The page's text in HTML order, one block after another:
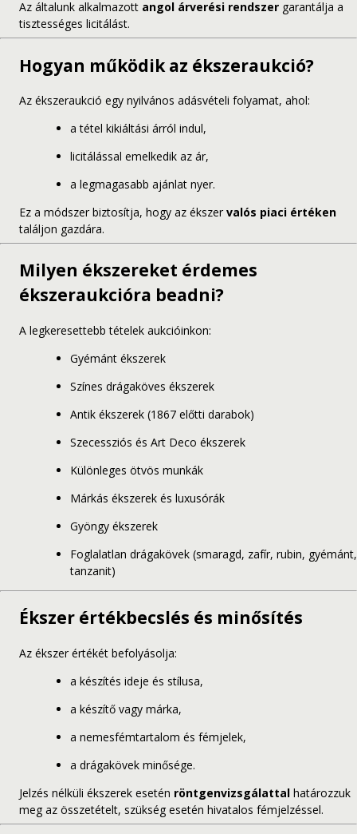
Az általunk alkalmazott angol árverési rendszer garantálja a
tisztességes licitálást.
Hogyan működik az ékszeraukció?
Az ékszeraukció egy nyilvános adásvételi folyamat, ahol:
a tétel kikiáltási árról indul,
licitálással emelkedik az ár,
a legmagasabb ajánlat nyer.
Ez a módszer biztosítja, hogy az ékszer valós piaci értéken
találjon gazdára.
Milyen ékszereket érdemes
ékszeraukcióra beadni?
A legkeresettebb tételek aukcióinkon:
Gyémánt ékszerek
Színes drágaköves ékszerek
Antik ékszerek (1867 előtti darabok)
Szecessziós és Art Deco ékszerek
Különleges ötvös munkák
Márkás ékszerek és luxusórák
Gyöngy ékszerek
Foglalatlan drágakövek (smaragd, zafír, rubin, gyémánt,
tanzanit)
Ékszer értékbecslés és minősítés
Az ékszer értékét befolyásolja:
a készítés ideje és stílusa,
a készítő vagy márka,
a nemesfémtartalom és fémjelek,
a drágakövek minősége.
Jelzés nélküli ékszerek esetén röntgenvizsgálattal határozzuk
meg az összetételt, szükség esetén hivatalos fémjelzéssel.